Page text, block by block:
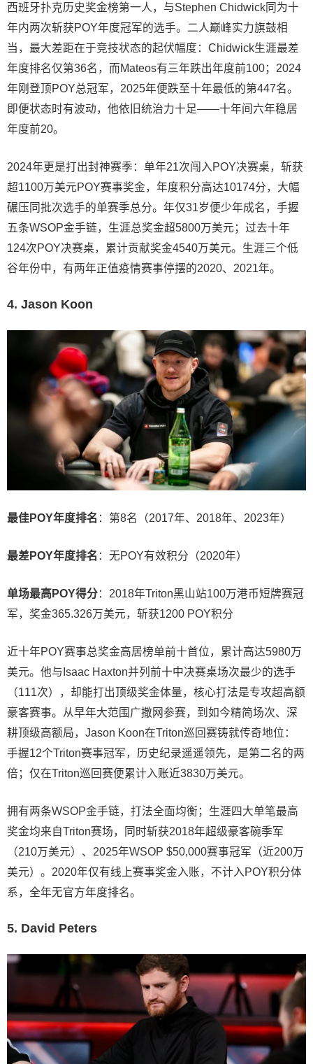
西班牙扑克历史奖金榜第一人，与Stephen Chidwick同为十
年内两次斩获POY年度冠军的选手。二人巅峰实力旗鼓相
当，最大差距在于竞技状态的起伏幅度：Chidwick生涯最差
年度排名仅第36名，而Mateos有三年跌出年度前100；2024
年刚登顶POY总冠军，2025年便跌至十年最低的第447名。
即便状态时有波动，他依旧统治力十足——十年间六年稳居
年度前20。
2024年更是打出封神赛季：单年21次闯入POY决赛桌，斩获
超1100万美元POY赛事奖金，年度积分高达10174分，大幅
碾压同批次选手的单赛季总分。年仅31岁便少年成名，手握
五条WSOP金手链，生涯总奖金超5800万美元；过去十年
124次POY决赛桌，累计贡献奖金4540万美元。生涯三个低
谷年份中，有两年正值疫情赛事停摆的2020、2021年。
4. Jason Koon
最佳POY年度排名 ：第8名（2017年、2018年、2023年）
最差POY年度排名 ：无POY有效积分（2020年）
单场最高POY得分：2018年Triton黑山站100万港币短牌赛冠
军，奖金365.326万美元，斩获1200 POY积分
近十年POY赛事总奖金高居榜单前十首位，累计高达5980万
美元。他与Isaac Haxton并列前十中决赛桌场次最少的选手
（111次），却能打出顶级奖金体量，核心打法是专攻超高额
豪客赛事。从早年大范围广撒网参赛，到如今精简场次、深
耕顶级高额局，Jason Koon在Triton巡回赛铸就传奇地位：
手握12个Triton赛事冠军，历史纪录遥遥领先，是第二名的两
倍；仅在Triton巡回赛便累计入账近3830万美元。
拥有两条WSOP金手链，打法全面均衡；生涯四大单笔最高
奖金均来自Triton赛场，同时斩获2018年超级豪客碗季军
（210万美元）、2025年WSOP $50,000赛事冠军（近200万
美元）。2020年仅有线上赛事奖金入账，不计入POY积分体
系，全年无官方年度排名。
5. David Peters